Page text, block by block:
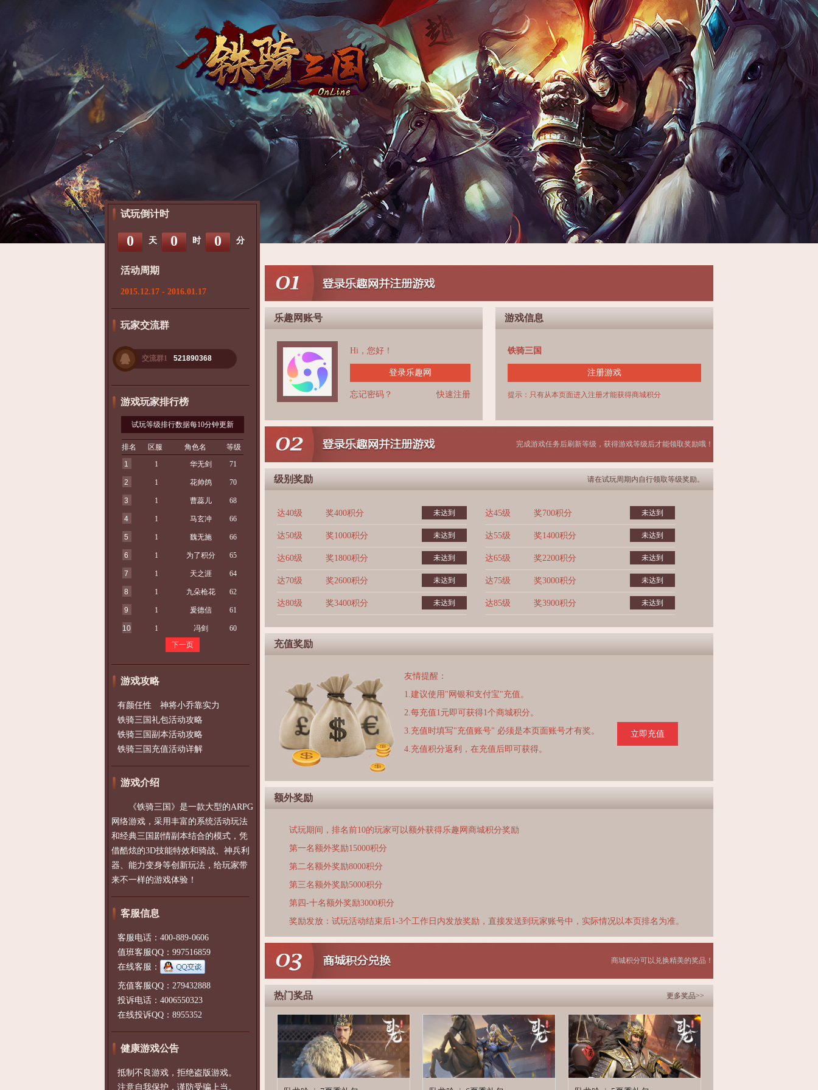
试玩倒计时
0 天 0 时 0 分
活动周期
2015.12.17 - 2016.01.17
玩家交流群
交流群1 521890368
游戏玩家排行榜
试玩等级排行数据每10分钟更新
排名 区服 角色名
等级
1
1 华无剑 71
2 1 花帅鸽 70
3 1 曹蕊儿 68
4 1 马玄冲 66
5 1 魏无施 66
6 1 为了积分 65
7 1 天之涯 64
8 1 九朵枪花 62
9 1 爰德信 61
10 1 冯剑
60
下一页
游戏攻略
有颜任性 神将小乔靠实力
铁骑三国礼包活动攻略
铁骑三国副本活动攻略
铁骑三国充值活动详解
游戏介绍
《铁骑三国》是一款大型的ARPG
网络游戏，采用丰富的系统活动玩法
和经典三国剧情副本结合的模式，凭
借酷炫的3D技能特效和骑战、神兵利
器、能力变身等创新玩法，给玩家带
来不一样的游戏体验！
客服信息
客服电话：400-889-0606
值班客服QQ：997516859
在线客服：
充值客服QQ：279432888
投诉电话：4006550323
在线投诉QQ：8955352
健康游戏公告
抵制不良游戏，拒绝盗版游戏。
注意自我保护，谨防受骗上当。
乐趣网账号
Hi，您好！
登录乐趣网
快速注册
忘记密码？
游戏信息
铁骑三国
注册游戏
提示：只有从本页面进入注册才能获得商城积分
完成游戏任务后刷新等级，获得游戏等级后才能领取奖励哦！
级别奖励 请在试玩周期内自行领取等级奖励。
达40级 奖400积分 未达到 达45级 奖700积分 未达到
达50级 奖1000积分 未达到 达55级 奖1400积分 未达到
达60级 奖1800积分 未达到 达65级 奖2200积分 未达到
达70级 奖2600积分 未达到 达75级 奖3000积分 未达到
达80级 奖3400积分 未达到 达85级 奖3900积分 未达到
充值奖励
友情提醒：
1.建议使用"网银和支付宝"充值。
2.每充值1元即可获得1个商城积分。
3.充值时填写"充值账号" 必须是本页面账号才有奖。
4.充值积分返利，在充值后即可获得。
立即充值
额外奖励
试玩期间，排名前10的玩家可以额外获得乐趣网商城积分奖励
第一名额外奖励15000积分
第二名额外奖励8000积分
第三名额外奖励5000积分
第四-十名额外奖励3000积分
奖励发放：试玩活动结束后1-3个工作日内发放奖励，直接发送到玩家账号中，实际情况以本页排名为准。
商城积分可以兑换精美的奖品！
热门奖品 更多奖品>>